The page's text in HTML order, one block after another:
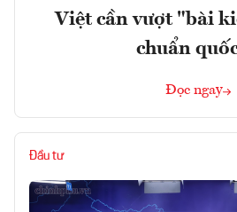
Việt cần vượt "bài
chuẩn
Đọc ngay
Đầu tư